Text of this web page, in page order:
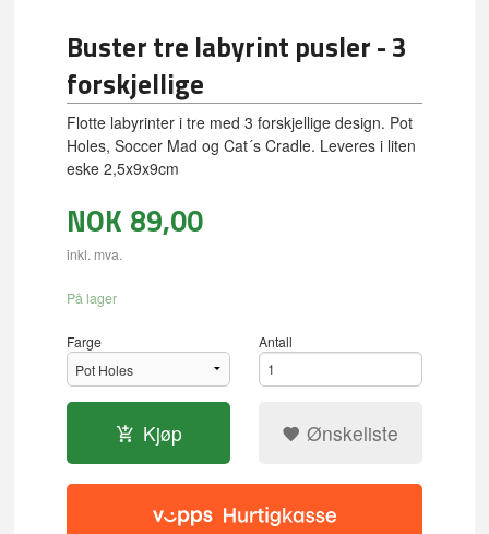
Buster tre labyrint pusler - 3
forskjellige
Flotte labyrinter i tre med 3 forskjellige design. Pot
Holes, Soccer Mad og Cat´s Cradle. Leveres i liten
eske 2,5x9x9cm
NOK 89,00
inkl. mva.
På lager
Farge Antall
Kjøp Ønskeliste